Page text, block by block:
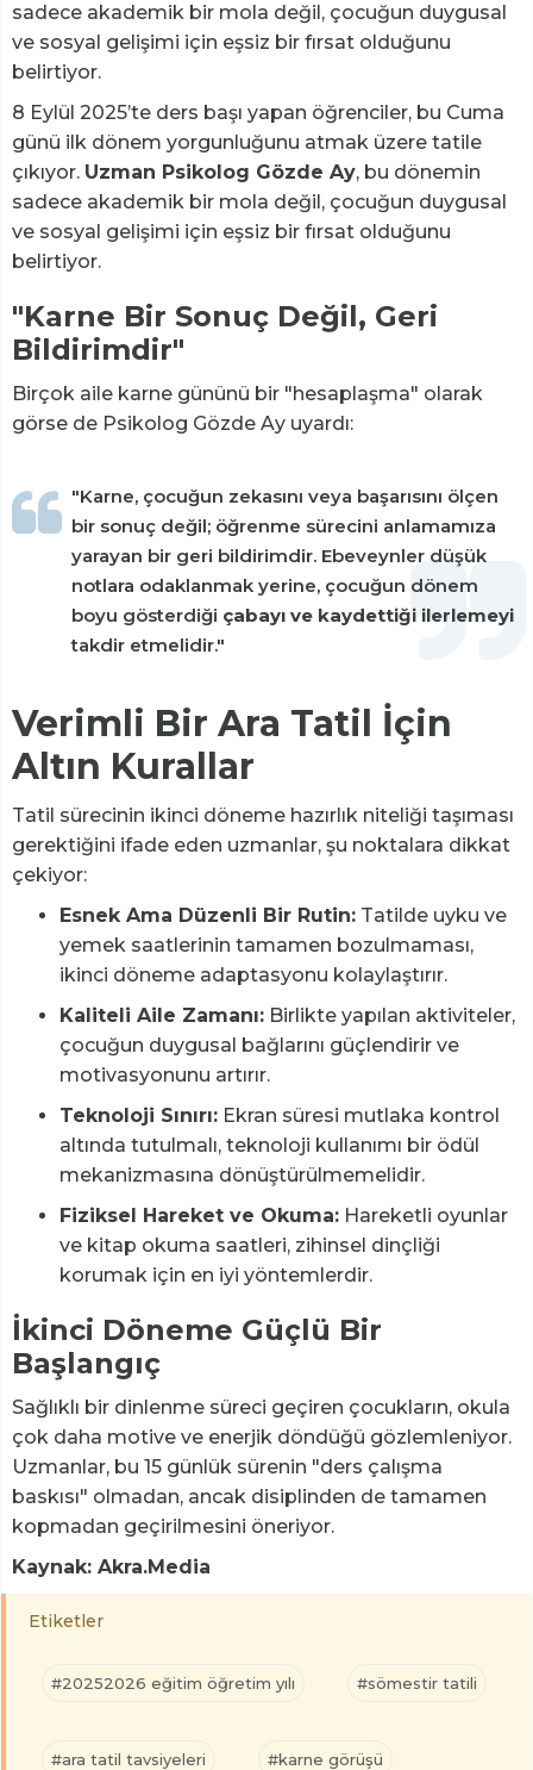
sadece akademik bir mola değil, çocuğun duygusal
ve sosyal gelişimi için eşsiz bir fırsat olduğunu
belirtiyor.
8 Eylül 2025’te ders başı yapan öğrenciler, bu Cuma
günü ilk dönem yorgunluğunu atmak üzere tatile
çıkıyor. Uzman Psikolog Gözde Ay, bu dönemin
sadece akademik bir mola değil, çocuğun duygusal
ve sosyal gelişimi için eşsiz bir fırsat olduğunu
belirtiyor.
"Karne Bir Sonuç Değil, Geri
Bildirimdir"
Birçok aile karne gününü bir "hesaplaşma" olarak
görse de Psikolog Gözde Ay uyardı:
"Karne, çocuğun zekasını veya başarısını ölçen
bir sonuç değil; öğrenme sürecini anlamamıza
yarayan bir geri bildirimdir. Ebeveynler düşük
notlara odaklanmak yerine, çocuğun dönem
boyu gösterdiği çabayı ve kaydettiği ilerlemeyi
takdir etmelidir."
Verimli Bir Ara Tatil İçin
Altın Kurallar
Tatil sürecinin ikinci döneme hazırlık niteliği taşıması
gerektiğini ifade eden uzmanlar, şu noktalara dikkat
çekiyor:
Esnek Ama Düzenli Bir Rutin: Tatilde uyku ve
yemek saatlerinin tamamen bozulmaması,
ikinci döneme adaptasyonu kolaylaştırır.
Kaliteli Aile Zamanı: Birlikte yapılan aktiviteler,
çocuğun duygusal bağlarını güçlendirir ve
motivasyonunu artırır.
Teknoloji Sınırı: Ekran süresi mutlaka kontrol
altında tutulmalı, teknoloji kullanımı bir ödül
mekanizmasına dönüştürülmemelidir.
Fiziksel Hareket ve Okuma: Hareketli oyunlar
ve kitap okuma saatleri, zihinsel dinçliği
korumak için en iyi yöntemlerdir.
İkinci Döneme Güçlü Bir
Başlangıç
Sağlıklı bir dinlenme süreci geçiren çocukların, okula
çok daha motive ve enerjik döndüğü gözlemleniyor.
Uzmanlar, bu 15 günlük sürenin "ders çalışma
baskısı" olmadan, ancak disiplinden de tamamen
kopmadan geçirilmesini öneriyor.
Kaynak: Akra.Media
Etiketler
#20252026 eğitim öğretim yılı #sömestir tatili
#ara tatil tavsiyeleri #karne görüşü